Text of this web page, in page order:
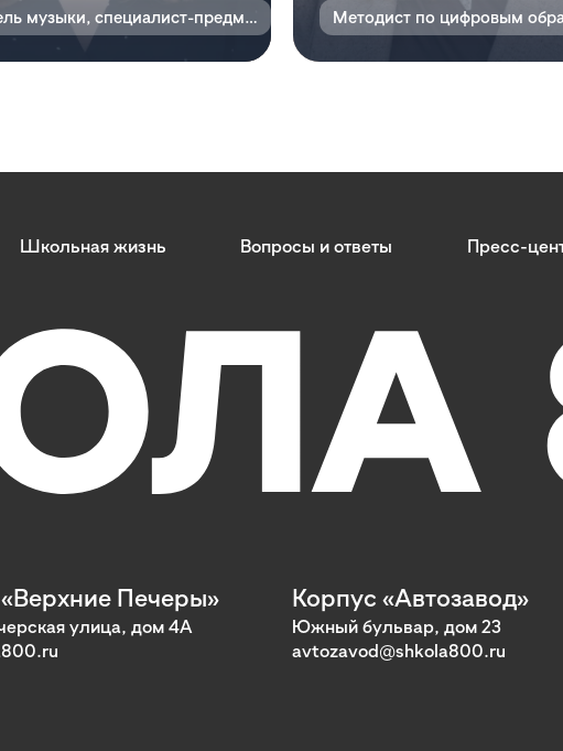
Учитель музыки, специалист-предметник
Школьная жизнь Вопросы и ответы Пресс-
Печеры»
улица, дом 4А
Корпус «Автозавод»
Южный бульвар, дом 23
avtozavod@shkola800.ru